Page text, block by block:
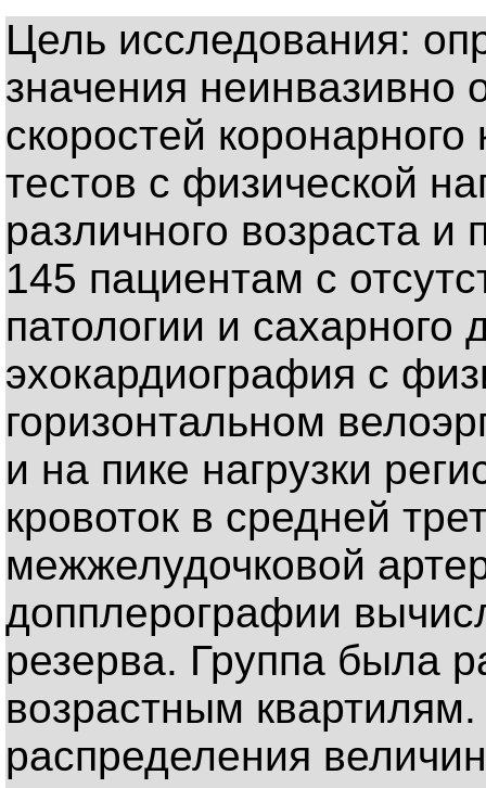
Цель исследования:
значения неинвазивно
скоростей
тестов с физической
различного возраста
145 пациентам с
патологии и сахарного
эхокардиография с
горизонтальном
и на пике нагрузки
кровоток в средней
межжелудочковой
допплерографии
резерва. Группа была
возрастным
распределения